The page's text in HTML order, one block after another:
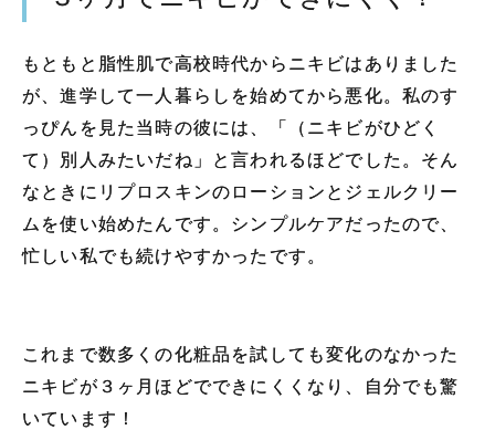
もともと脂性肌で高校時代からニキビはありました
が、進学して一人暮らしを始めてから悪化。私のす
っぴんを見た当時の彼には、「（ニキビがひどく
て）別人みたいだね」と言われるほどでした。そん
なときにリプロスキンのローションとジェルクリー
ムを使い始めたんです。シンプルケアだったので、
忙しい私でも続けやすかったです。
これまで数多くの化粧品を試しても変化のなかった
ニキビが３ヶ月ほどでできにくくなり、自分でも驚
いています！